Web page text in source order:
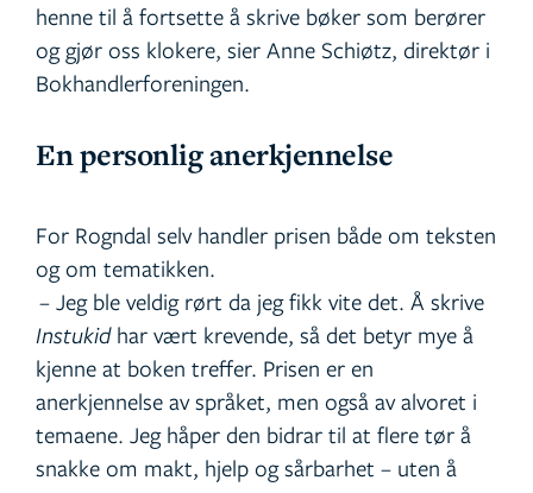
henne til å fortsette å skrive bøker som berører
og gjør oss klokere, sier Anne Schiøtz, direktør i
Bokhandlerforeningen.
En personlig anerkjennelse
For Rogndal selv handler prisen både om teksten
og om tematikken.
– Jeg ble veldig rørt da jeg fikk vite det. Å skrive
Instukidhar vært krevende, så det betyr mye å
kjenne at boken treffer. Prisen er en
anerkjennelse av språket, men også av alvoret i
temaene. Jeg håper den bidrar til at flere tør å
snakke om makt, hjelp og sårbarhet – uten å